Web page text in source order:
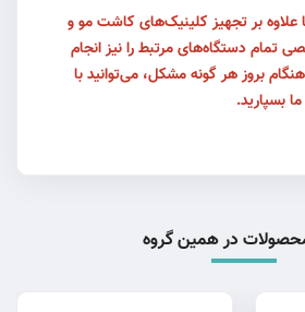
علاوه بر تجهیز کلینیک‌های کاشت مو و
تمام دستگاه‌های مرتبط را نیز انجام
بروز هر گونه مشکل، می‌توانید با
بسپارید.
در همین گروه